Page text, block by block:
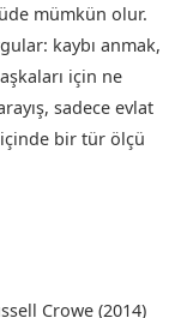
mümkün olur.
kaybı anmak,
için ne
sadece evlat
içinde bir tür ölçü